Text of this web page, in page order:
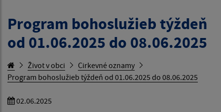
Program bohoslužieb týždeň
od 01.06.2025 do 08.06.2025
Život v obci
Cirkevné oznamy
Program bohoslužieb týždeň od 01.06.2025 do 08.06.2025
02.06.2025